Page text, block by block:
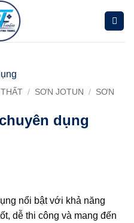
/ SƠN JOTUN / SƠN
dụng
nổi bật với khả năng
dễ thi công và mang đến